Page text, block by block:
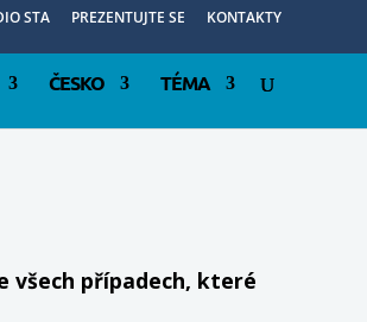
STA PREZENTUJTE SE KONTAKTY
ČESKO TÉMA
všech případech, které